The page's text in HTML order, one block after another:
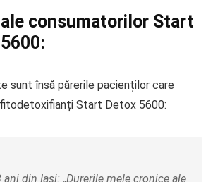
consumatorilor Start
sunt însă părerile pacienților care
Start Detox 5600:
ani din Iași: „Durerile mele cronice ale